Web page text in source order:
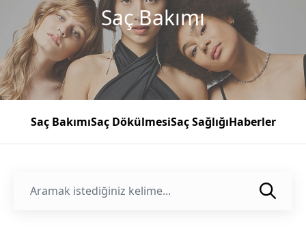
Saç Bakımı
Saç BakımıSaç DökülmesiSaç SağlığıHaberler